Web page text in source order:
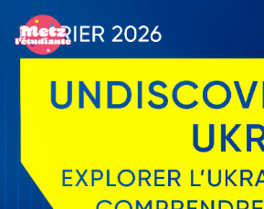
Panneau de gestion des cookies